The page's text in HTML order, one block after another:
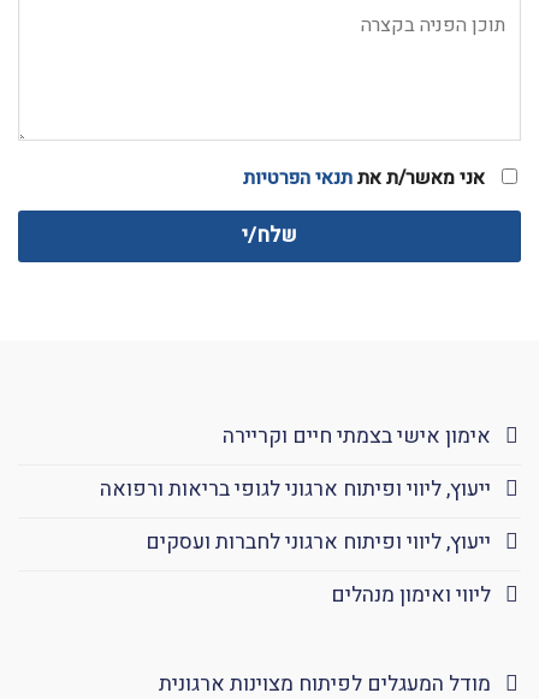
אני מאשר/ת אתתנאי הפרטיות
אימון אישי בצמתי חיים וקריירה
ייעוץ, ליווי ופיתוח ארגוני לגופי בריאות ורפואה
ייעוץ, ליווי ופיתוח ארגוני לחברות ועסקים
ליווי ואימון מנהלים
מודל המעגלים לפיתוח מצוינות ארגונית